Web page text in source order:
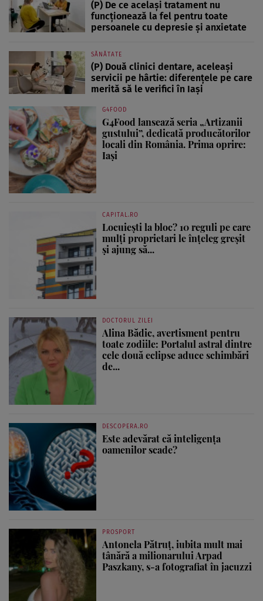
(P) De ce același tratament nu
funcționează la fel pentru toate
persoanele cu depresie și anxietate
SĂNĂTATE
(P) Două clinici dentare, aceleași
servicii pe hârtie: diferențele pe care
merită să le verifici în Iași
G4FOOD
G4Food lansează seria „Artizanii
gustului”, dedicată producătorilor
locali din România. Prima oprire:
Iași
CAPITAL.RO
Locuiești la bloc? 10 reguli pe care
mulți proprietari le înțeleg greșit
și ajung să...
DOCTORUL ZILEI
Alina Bădic, avertisment pentru
toate zodiile: Portalul astral dintre
cele două eclipse aduce schimbări
de...
DESCOPERA.RO
Este adevărat că inteligența
oamenilor scade?
PROSPORT
Antonela Pătruț, iubita mult mai
tânără a milionarului Arpad
Paszkany, s-a fotografiat în jacuzzi